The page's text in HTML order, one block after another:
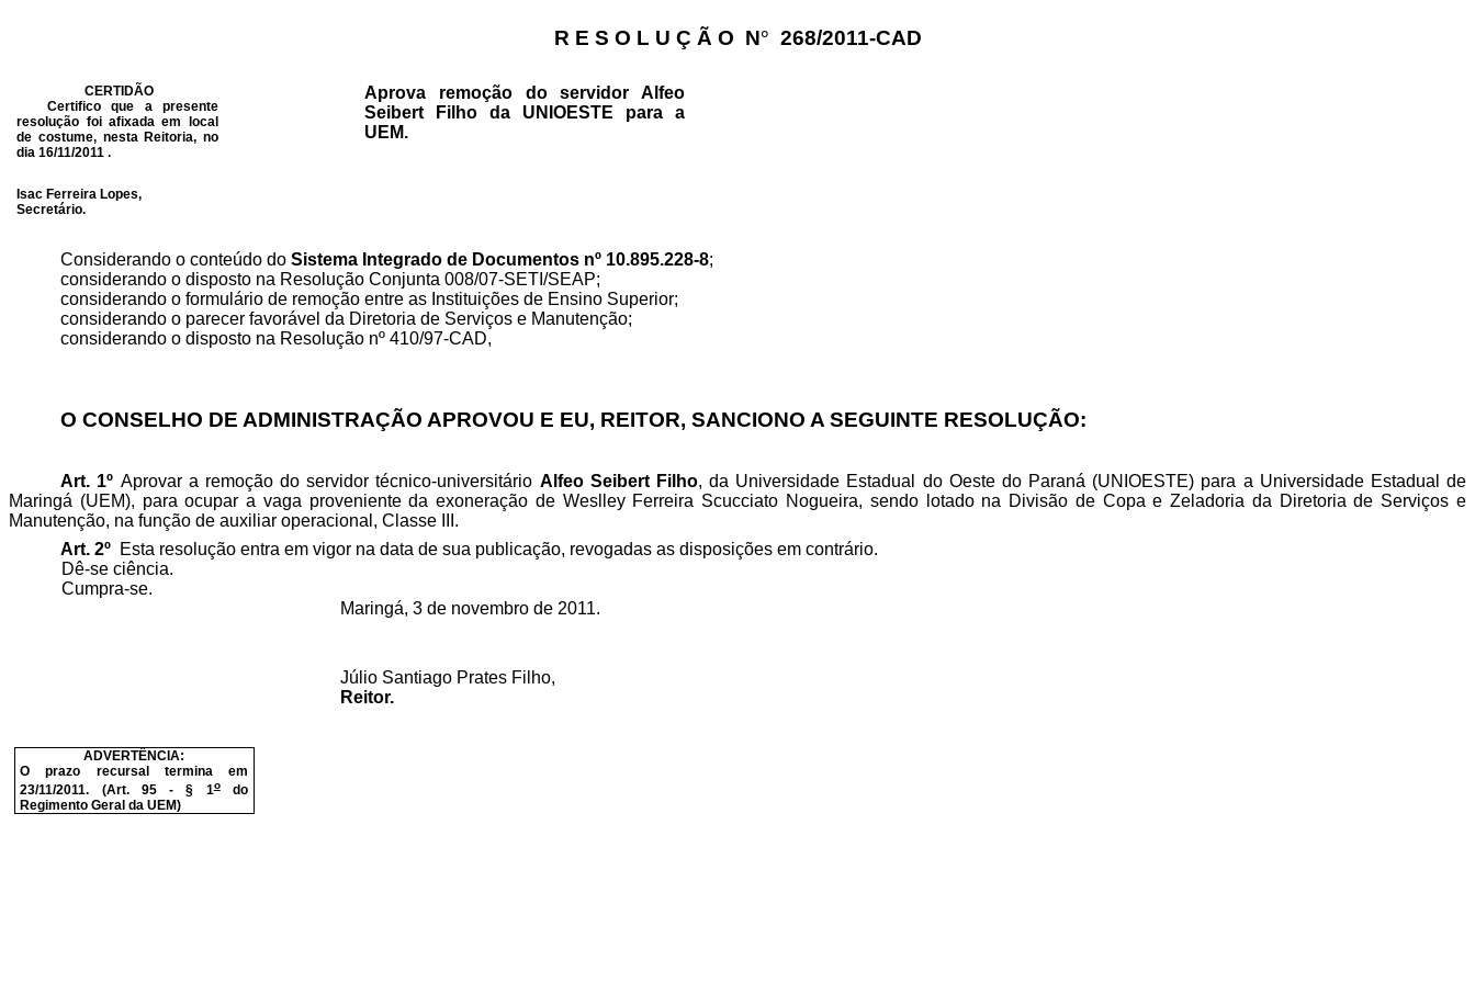
R E S O L U Ç Ã O N° 268/2011-CAD
CERTIDÃO
Certifico que a presente
resolução foi afixada em local
de costume, nesta Reitoria, no
dia 16/11/2011 .
Isac Ferreira Lopes,
Secretário.
Aprova remoção do servidor Alfeo
Seibert Filho da UNIOESTE para a
UEM.
Considerando o conteúdo doSistema Integrado de Documentos nº 10.895.228-8;
considerando o disposto na Resolução Conjunta 008/07-SETI/SEAP;
considerando o formulário de remoção entre as Instituições de Ensino Superior;
considerando o parecer favorável da Diretoria de Serviços e Manutenção;
considerando o disposto na Resolução nº 410/97-CAD,
O CONSELHO DE ADMINISTRAÇÃO APROVOU E EU, REITOR, SANCIONO A SEGUINTE RESOLUÇÃO:
Art. 1º Aprovar a remoção do servidor técnico-universitário Alfeo Seibert Filho, da Universidade Estadual do Oeste do Paraná (UNIOESTE) para a Universidade Estadual de
Maringá (UEM), para ocupar a vaga proveniente da exoneração de Weslley Ferreira Scucciato Nogueira, sendo lotado na Divisão de Copa e Zeladoria da Diretoria de Serviços e
Manutenção, na função de auxiliar operacional, Classe III.
Art. 2º Esta resolução entra em vigor na data de sua publicação, revogadas as disposições em contrário.
Dê-se ciência.
Cumpra-se.
Maringá, 3 de novembro de 2011.
Júlio Santiago Prates Filho,
Reitor.
ADVERTÊNCIA:
O prazo recursal termina em
23/11/2011. (Art. 95 - § 1odo
Regimento Geral da UEM)